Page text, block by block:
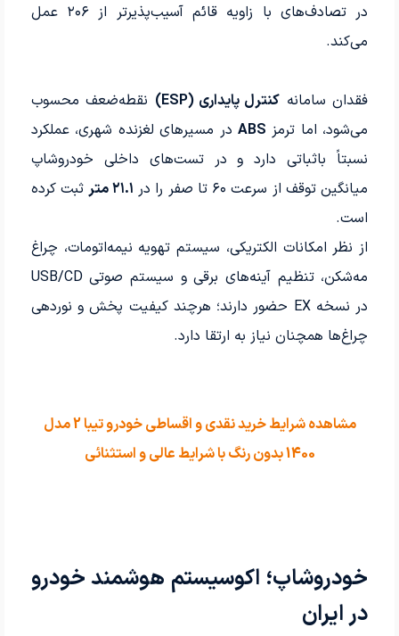
در تصادف‌های با زاویه قائم آسیب‌پذیرتر از ۲۰۶ عمل
می‌کند.
فقدان سامانه کنترل پایداری (ESP)
نقطه‌ضعف محسوب
می‌شود، اما ترمز ABS در مسیرهای لغزنده شهری، عملکرد
نسبتاً باثباتی دارد و در تست‌های داخلی خودروشاپ
میانگین توقف از سرعت ۶۰ تا صفر را در
۲۱.۱ متر
ثبت کرده
است.
از نظر امکانات الکتریکی، سیستم تهویه نیمه‌اتومات، چراغ
مه‌شکن، تنظیم آینه‌های برقی و سیستم صوتی USB/CD
در نسخه EX حضور دارند؛ هرچند کیفیت پخش و نوردهی
چراغ‌ها همچنان نیاز به ارتقا دارد.
مشاهده شرایط خرید نقدی و اقساطی خودرو تیبا 2 مدل
1400 بدون رنگ با شرایط عالی و استثنائی
خودروشاپ؛ اکوسیستم هوشمند خودرو
در ایران